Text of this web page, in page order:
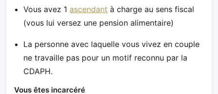
Vous avez 1 ascendant à charge au sens fiscal
(vous lui versez une pension alimentaire)
La personne avec laquelle vous vivez en couple
ne travaille pas pour un motif reconnu par la
CDAPH.
Vous êtes incarcéré